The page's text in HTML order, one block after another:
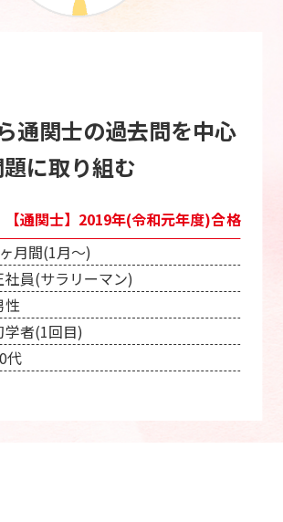
通関士の過去問を中心
に取り組む
【通関士】2019年(令和元年度)合格
月間(1月〜)
社員(サラリーマン)
性
学者(1回目)
代